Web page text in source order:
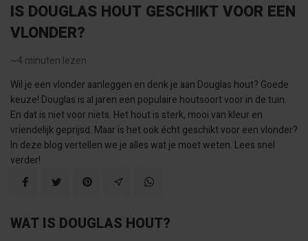
IS DOUGLAS HOUT GESCHIKT VOOR EEN
VLONDER?
~4 minuten lezen
Wil je een vlonder aanleggen en denk je aan Douglas hout? Goede
keuze! Douglas is al jaren een populaire houtsoort voor in de tuin.
En dat is niet voor niets. Het hout is sterk, mooi van kleur en
vriendelijk geprijsd. Maar is het ook écht geschikt voor een vlonder?
In deze blog vertellen we je alles wat je moet weten. Lees snel
verder!
WAT IS DOUGLAS HOUT?